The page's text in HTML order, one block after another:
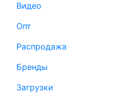
Видео
Опт
Распродажа
Бренды
Загрузки